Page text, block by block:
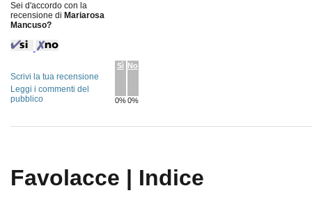
Sei d'accordo con la
recensione di Mariarosa
Mancuso?
Sì
0%
No
0%
Scrivi la tua recensione
Leggi i commenti del
pubblico
Favolacce | Indice